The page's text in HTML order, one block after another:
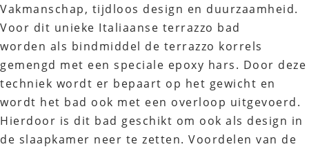
Vakmanschap, tijdloos design en duurzaamheid.
Voor dit unieke Italiaanse terrazzo bad
worden als bindmiddel de terrazzo korrels
gemengd met een speciale epoxy hars. Door deze
techniek wordt er bepaart op het gewicht en
wordt het bad ook met een overloop uitgevoerd.
Hierdoor is dit bad geschikt om ook als design in
de slaapkamer neer te zetten. Voordelen van de